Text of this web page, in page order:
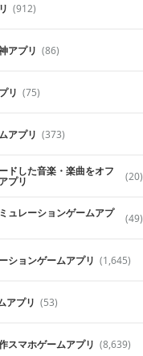
(912)
アプリ (86)
リ (75)
アプリ (373)
ドした音楽・楽曲をオフ
プリ (20)
ュレーションゲームアプ (49)
ションゲームアプリ (1,645)
アプリ (53)
スマホゲームアプリ (8,639)